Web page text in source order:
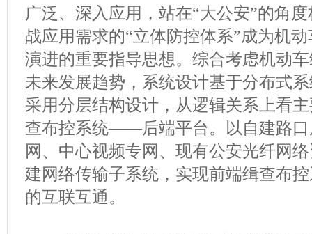
广泛、深入应用，站在“大公安”的角
战应用需求的“立体防控体系”成为机
演进的重要指导思想。综合考虑机动
未来发展趋势，系统设计基于分布式
采用分层结构设计，从逻辑关系上看
查布控系统——后端平台。以自建路口
网、中心视频专网、现有公安光纤网
建网络传输子系统，实现前端缉查布
的互联互通。